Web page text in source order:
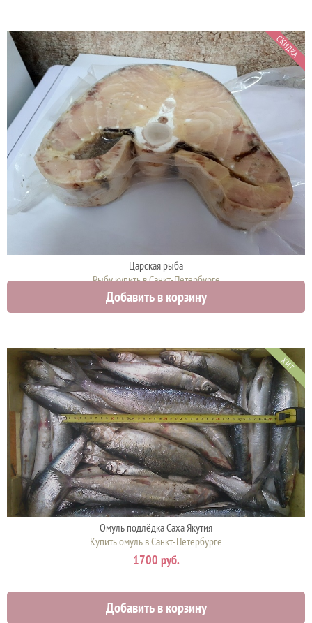
СКИДКА
Царская рыба
Рыбу купить в Санкт-Петербурге
2650 руб.
Добавить в корзину
ХИТ
Омуль подлёдка Саха Якутия
Купить омуль в Санкт-Петербурге
1700 руб.
Добавить в корзину